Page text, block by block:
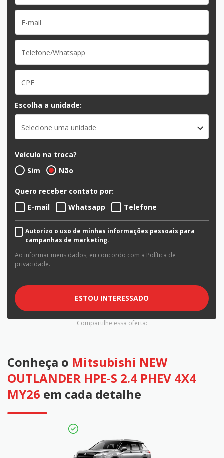
Escolha a unidade:
Selecione uma unidade
Veículo na troca?
Sim
Não
Quero receber contato por:
E-mail
Whatsapp Telefone
Autorizo o uso de minhas informações pessoais para
campanhas de marketing.
Ao informar meus dados, eu concordo com a Política de
privacidade.
ESTOU INTERESSADO
Compartilhe essa oferta:
Conheça o Mitsubishi NEW
OUTLANDER HPE-S 2.4 PHEV 4X4
MY26 em cada detalhe